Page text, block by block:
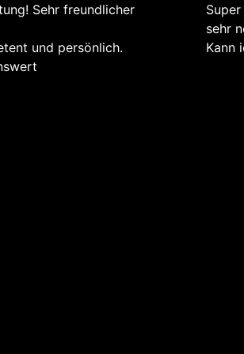
Sehr freundlicher
und persönlich.
sehr
Kann